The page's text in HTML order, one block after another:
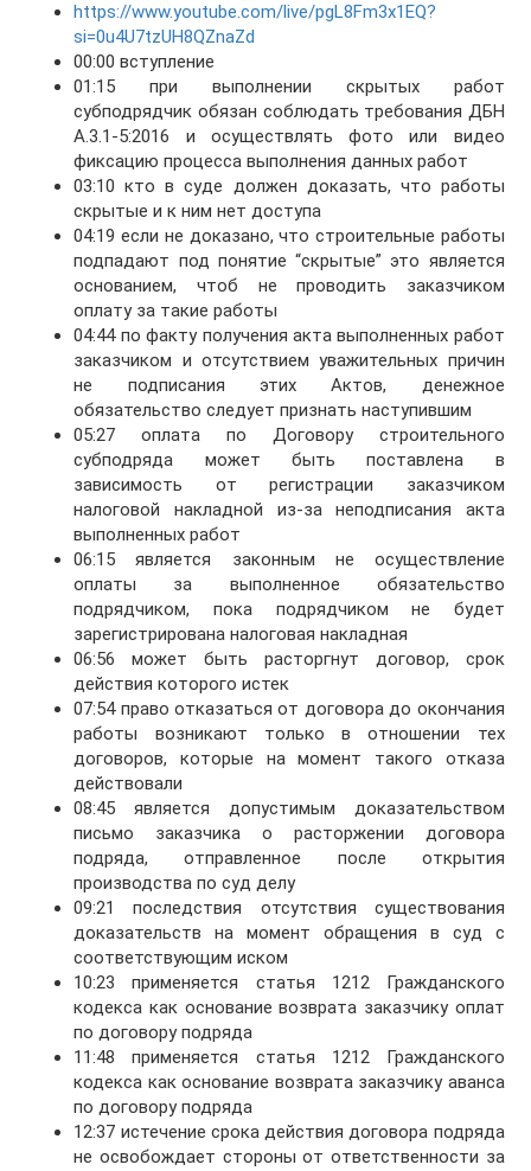
https://www.youtube.com/live/pgL8Fm3x1EQ?
si=0u4U7tzUH8QZnaZd
00:00 вступление
01:15 при выполнении скрытых работ
субподрядчик обязан соблюдать требования ДБН
А.3.1-5:2016 и осуществлять фото или видео
фиксацию процесса выполнения данных работ
03:10 кто в суде должен доказать, что работы
скрытые и к ним нет доступа
04:19 если не доказано, что строительные работы
подпадают под понятие “скрытые” это является
основанием, чтоб не проводить заказчиком
оплату за такие работы
04:44 по факту получения акта выполненных работ
заказчиком и отсутствием уважительных причин
не подписания этих Актов, денежное
обязательство следует признать наступившим
05:27 оплата по Договору строительного
субподряда может быть поставлена ​​в
зависимость от регистрации заказчиком
налоговой накладной из-за неподписания акта
выполненных работ
06:15 является законным не осуществление
оплаты за выполненное обязательство
подрядчиком, пока подрядчиком не будет
зарегистрирована налоговая накладная
06:56 может быть расторгнут договор, срок
действия которого истек
07:54 право отказаться от договора до окончания
работы возникают только в отношении тех
договоров, которые на момент такого отказа
действовали
08:45 является допустимым доказательством
письмо заказчика о расторжении договора
подряда, отправленное после открытия
производства по суд делу
09:21 последствия отсутствия существования
доказательств на момент обращения в суд с
соответствующим иском
10:23 применяется статья 1212 Гражданского
кодекса как основание возврата заказчику оплат
по договору подряда
11:48 применяется статья 1212 Гражданского
кодекса как основание возврата заказчику аванса
по договору подряда
12:37 истечение срока действия договора подряда
не освобождает стороны от ответственности за